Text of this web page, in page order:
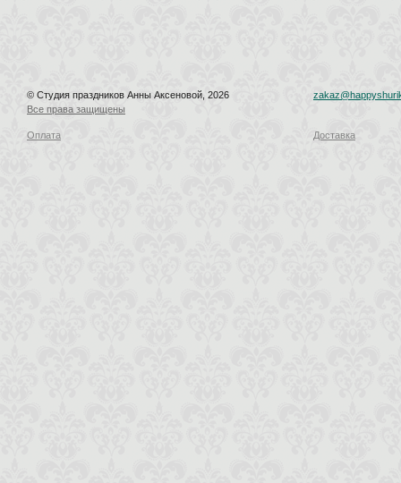
© Студия праздников Анны Аксеновой, 2026
Все права защищены
Оплата Доставка